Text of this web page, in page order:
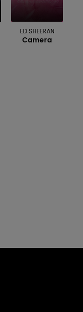
ED SHEERAN
Camera